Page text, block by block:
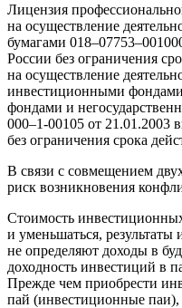
Лицензия
на осуществление
бумагами
России без ограничения
на осуществление
инвестиционными
фондами и
000–1-00105 от
без ограничения срока
В связи с совмещением
риск возникновения
Стоимость
и уменьшаться,
не определяют доходы в
доходность инвестиций в
Прежде чем приобрести
пай (инвестиционные паи),